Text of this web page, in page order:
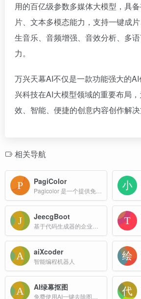
用的百亿级参数多媒体大模型，具
片、文本多模态能力，支持一键成
生音乐、音频增强、音效分析、多
力。
万兴天幕AI不仅是一款功能强大的
兴科技在AI大模型领域的重要布局
效、智能、便捷的创意内容创作解决
相关导航
PagiColor
JeecgBoot
aiXcoder
智能编程机器人
AI绿幕抠图